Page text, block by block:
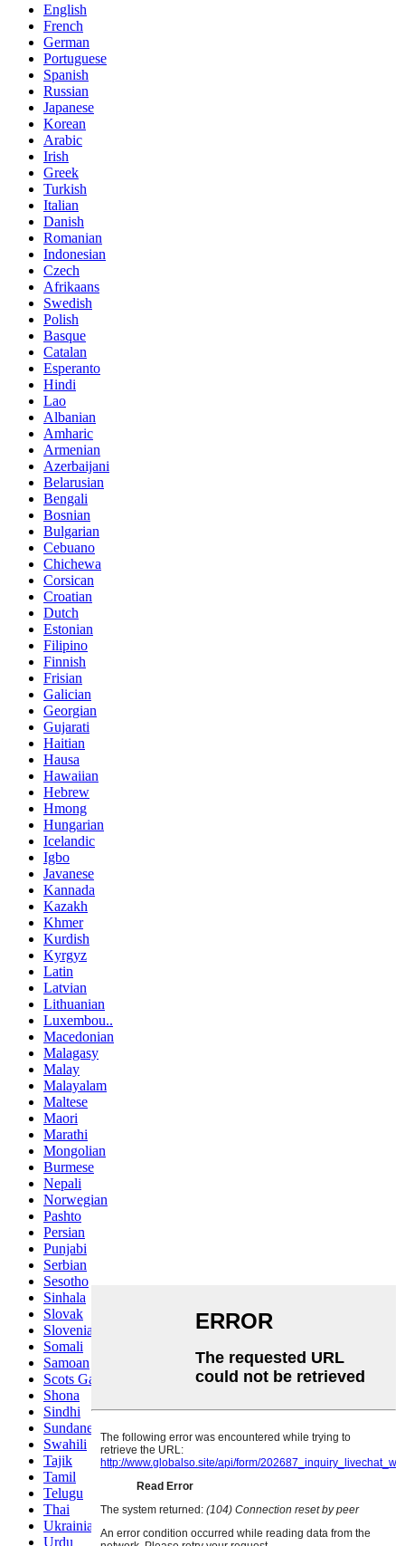
English
French
German
Portuguese
Spanish
Russian
Japanese
Korean
Arabic
Irish
Greek
Turkish
Italian
Danish
Romanian
Indonesian
Czech
Afrikaans
Swedish
Polish
Basque
Catalan
Esperanto
Hindi
Lao
Albanian
Amharic
Armenian
Azerbaijani
Belarusian
Bengali
Bosnian
Bulgarian
Cebuano
Chichewa
Corsican
Croatian
Dutch
Estonian
Filipino
Finnish
Frisian
Galician
Georgian
Gujarati
Haitian
Hausa
Hawaiian
Hebrew
Hmong
Hungarian
Icelandic
Igbo
Javanese
Kannada
Kazakh
Khmer
Kurdish
Kyrgyz
Latin
Latvian
Lithuanian
Luxembou..
Macedonian
Malagasy
Malay
Malayalam
Maltese
Maori
Marathi
Mongolian
Burmese
Nepali
Norwegian
Pashto
Persian
Punjabi
Serbian
Sesotho
Sinhala
Slovak
Slovenian
Somali
Samoan
Scots Gaelic
Shona
Sindhi
Sundanese
Swahili
Tajik
Tamil
Telugu
Thai
Ukrainian
Urdu